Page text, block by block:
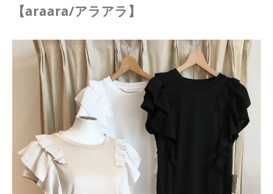
【araara/アラアラ】